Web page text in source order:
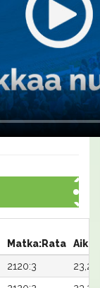
Matka:Rata
Aika
2120:3
23,2x